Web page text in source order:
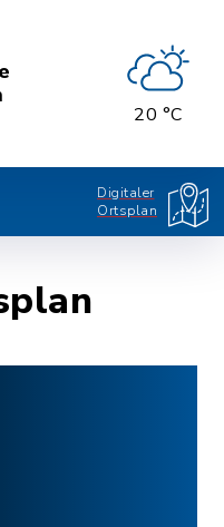
20 °C
Digitaler
Ortsplan